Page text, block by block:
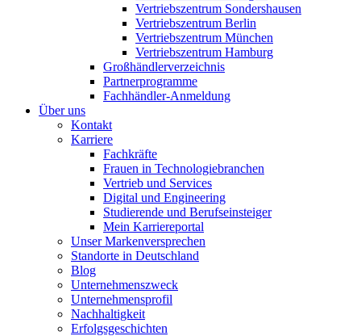
Vertriebszentrum Sondershausen
Vertriebszentrum Berlin
Vertriebszentrum München
Vertriebszentrum Hamburg
Großhändlerverzeichnis
Partnerprogramme
Fachhändler-Anmeldung
Über uns
Kontakt
Karriere
Fachkräfte
Frauen in Technologiebranchen
Vertrieb und Services
Digital und Engineering
Studierende und Berufseinsteiger
Mein Karriereportal
Unser Markenversprechen
Standorte in Deutschland
Blog
Unternehmenszweck
Unternehmensprofil
Nachhaltigkeit
Erfolgsgeschichten